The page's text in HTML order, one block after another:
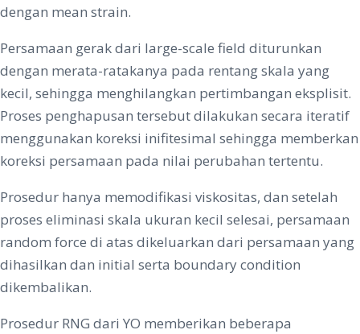
dengan mean strain.
Persamaan gerak dari large-scale field diturunkan
dengan merata-ratakanya pada rentang skala yang
kecil, sehingga menghilangkan pertimbangan eksplisit.
Proses penghapusan tersebut dilakukan secara iteratif
menggunakan koreksi inifitesimal sehingga memberkan
koreksi persamaan pada nilai perubahan tertentu.
Prosedur hanya memodifikasi viskositas, dan setelah
proses eliminasi skala ukuran kecil selesai, persamaan
random force di atas dikeluarkan dari persamaan yang
dihasilkan dan initial serta boundary condition
dikembalikan.
Prosedur RNG dari YO memberikan beberapa